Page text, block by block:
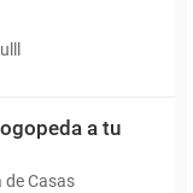
a tu
de Casas